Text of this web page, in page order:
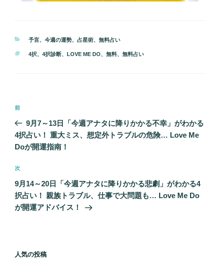
カ
ゴ
ー
予言、 今週の運勢、 占星術、 無料占い
タ
4択、 4択診断、 LOVE ME DO、 無料、 無料占い
投
ナ
ビ
ー
シ
ョ
ン
前
の
投
稿
前
9月7～13日「今週アナタに降りかかる不幸」がわかる
4択占い！ 重大ミス、想定外トラブルの危険… Love Me
Doが開運指南！
次
の
投
稿
次
9月14～20日「今週アナタに降りかかる悲劇」がわかる4
択占い！ 親族トラブル、仕事で大問題も… Love Me Do
が開運アドバイス！
人気の投稿